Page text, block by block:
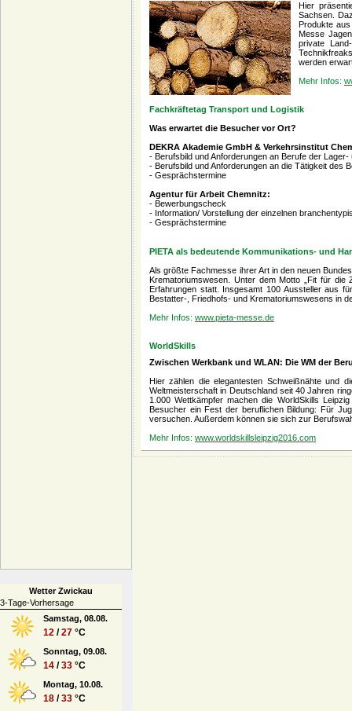
Wetter Zwickau
3-Tage-Vorhersage
Samstag, 08.08.
12 /27 °C
Sonntag, 09.08.
14 /33 °C
Montag, 10.08.
18 /33 °C
Hier
Sachsen.
Produkte
Messe
private
werden
Mehr Infos:
Fachkräftetag Transport und Logistik
Was erwartet die Besucher vor Ort?
DEKRA Akademie GmbH & Verkehrsinstitut
- Berufsbild und Anforderungen an Berufe der
- Berufsbild und Anforderungen an die Tätigkeit des
- Gesprächstermine
Agentur für Arbeit Chemnitz:
- Bewerbungscheck
- Information/ Vorstellung der einzelnen
- Gesprächstermine
PIETA als bedeutende Kommunikations- und
Als größte Fachmesse ihrer Art in den neuen
Krematoriumswesen. Unter dem Motto „Fit für die
Erfahrungen statt. Insgesamt 100 Aussteller aus
Bestatter-, Friedhofs- und Krematoriumswesens in
Mehr Infos: www.pieta-messe.de
WorldSkills
Zwischen Werkbank und WLAN: Die WM der
Hier zählen die elegantesten Schweißnähte und
Weltmeisterschaft in Deutschland seit 40 Jahren
1.000 Wettkämpfer machen die WorldSkills
Besucher ein Fest der beruflichen Bildung: Für
versuchen. Außerdem können sie sich zur
Mehr Infos: www.worldskillsleipzig2016.com